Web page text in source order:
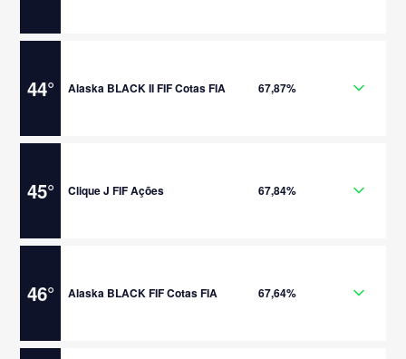
44° Alaska BLACK II FIF Cotas FIA 67,87%
45° Clique J FIF Ações 67,84%
46° Alaska BLACK FIF Cotas FIA 67,64%